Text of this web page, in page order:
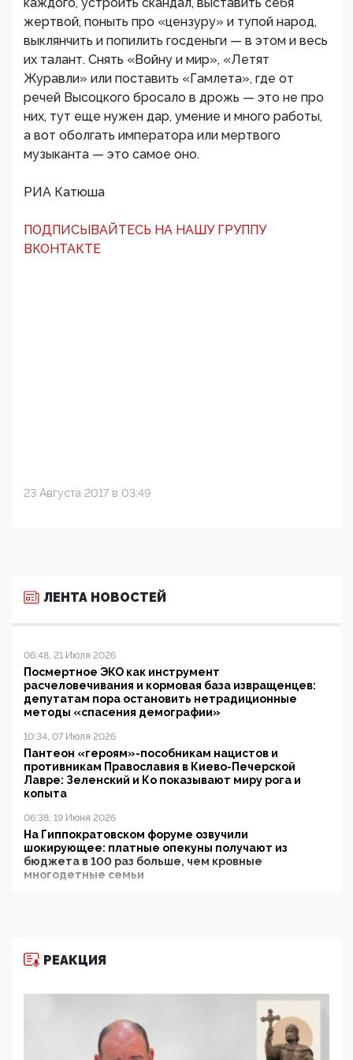
жертвой, поныть про «цензуру» и тупой народ,
выклянчить и попилить госденьги — в этом и весь
их талант. Снять «Войну и мир», «Летят
Журавли» или поставить «Гамлета», где от
речей Высоцкого бросало в дрожь — это не про
них, тут еще нужен дар, умение и много работы,
а вот оболгать императора или мертвого
музыканта — это самое оно.
РИА Катюша
ПОДПИСЫВАЙТЕСЬ НА НАШУ ГРУППУ
ВКОНТАКТЕ
23 Августа 2017 в 03:49
ЛЕНТА НОВОСТЕЙ
06:48, 21 Июля 2026
Посмертное ЭКО как инструмент
расчеловечивания и кормовая база извращенцев:
депутатам пора остановить нетрадиционные
методы «спасения демографии»
10:34, 07 Июля 2026
Пантеон «героям»-пособникам нацистов и
противникам Православия в Киево-Печерской
Лавре: Зеленский и Ко показывают миру рога и
копыта
06:38, 19 Июня 2026
На Гиппократовском форуме озвучили
шокирующее: платные опекуны получают из
бюджета в 100 раз больше, чем кровные
многодетные семьи
11:53, 09 Июня 2026
деятельность ИИТО ЮНЕСКО в России, но
цифроглобалисты продолжают определять
повестку в образовании
09:43, 01 Июня 2026
РЕАКЦИЯ